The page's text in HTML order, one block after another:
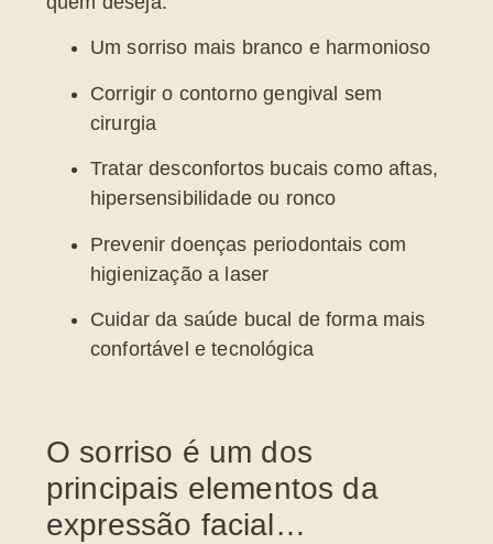
Um sorriso mais branco e harmonioso
Corrigir o contorno gengival sem
cirurgia
Tratar desconfortos bucais como aftas,
hipersensibilidade ou ronco
Prevenir doenças periodontais com
higienização a laser
Cuidar da saúde bucal de forma mais
confortável e tecnológica
O sorriso é um dos
principais elementos da
expressão facial…